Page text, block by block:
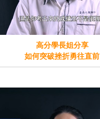
高分學長姐分享
如何突破挫折勇往直前